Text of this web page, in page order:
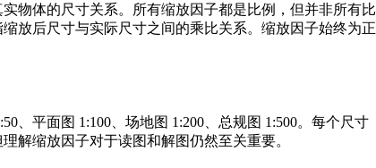
物体的尺寸关系。所有缩放因子都是比例，但并非所有比
放后尺寸与实际尺寸之间的乘比关系。缩放因子始终为正
、平面图 1:100、场地图 1:200、总规图 1:500。每个尺寸
解缩放因子对于读图和解图仍然至关重要。